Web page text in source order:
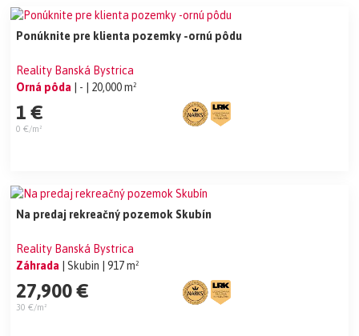
Ponúknite pre klienta pozemky -ornú pôdu
Reality Banská Bystrica
Orná pôda
| - | 20,000 m²
1 €
0 €/m²
Na predaj rekreačný pozemok Skubín
Reality Banská Bystrica
Záhrada
| Skubin | 917 m²
27,900 €
30 €/m²